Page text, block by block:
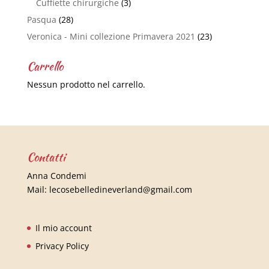
Cuffiette chirurgiche (3)
Pasqua (28)
Veronica - Mini collezione Primavera 2021 (23)
Carrello
Nessun prodotto nel carrello.
Contatti
Anna Condemi
Mail: lecosebelledineverland@gmail.com
Il mio account
Privacy Policy